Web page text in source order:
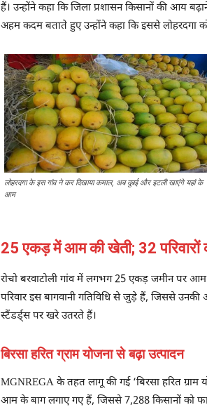
हैं। उन्होंने कहा कि जिला प्रशासन किसानों की आय
अहम कदम बताते हुए उन्होंने कहा कि इससे लोहरदगा को
लोहरदगा के इस गांव ने कर दिखाया कमाल, अब दुबई और इटली खाएंगे यहां के
आम
25 एकड़ में आम की खेती; 32 परिवारों
रोचो बरवाटोली गांव में लगभग 25 एकड़ जमीन पर
परिवार इस बागवानी गतिविधि से जुड़े हैं, जिससे
स्टैंडर्ड्स पर खरे उतरते हैं।
बिरसा हरित ग्राम योजना से बढ़ा उत्पादन
MGNREGA के तहत लागू की गई ‘बिरसा हरित
आम के बाग लगाए गए हैं, जिससे 7,288 किसानों को